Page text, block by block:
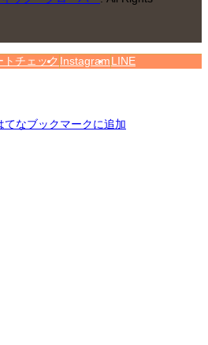
トチェック InstagramLINE